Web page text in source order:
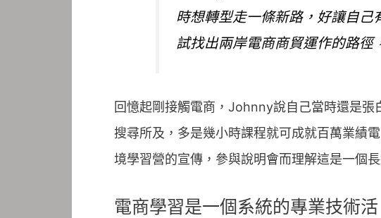
時想轉型走一條新路，好讓自
試找出兩岸電商商貿運作的路徑
回憶起剛接觸電商，Johnny說自己當時還是
搜尋所及，多是幾小時課程就可成就百萬業績
境學習營的宣傳，參與說明會而理解這是一個
電商學習是一個系統的專業技術活